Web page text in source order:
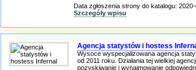
Data zgłoszenia strony do katalogu:
Szczegóły wpisu
Agencja statystów i hostess
Wysoce wyspecjalizowana agencja
od 2011 roku. Działania tej wielkiej
pozyskiwanie i wynajmowanie